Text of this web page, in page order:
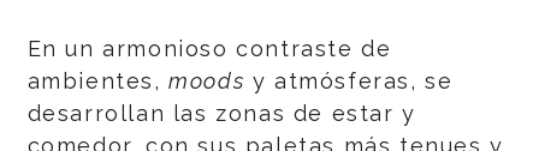
En un armonioso contraste de
ambientes,moods y atmósferas, se
desarrollan las zonas de estar y
comedor, con sus paletas más tenues y